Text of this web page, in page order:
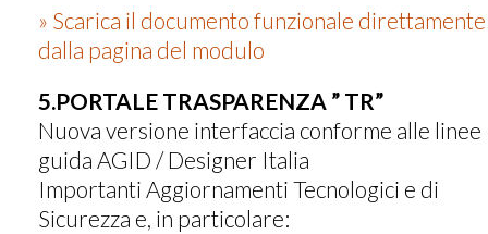
» Scarica il documento funzionale direttamente
dalla pagina del modulo
5.PORTALE TRASPARENZA ” TR”
Nuova versione interfaccia conforme alle linee
guida AGID / Designer Italia
Importanti Aggiornamenti Tecnologici e di
Sicurezza e, in particolare: